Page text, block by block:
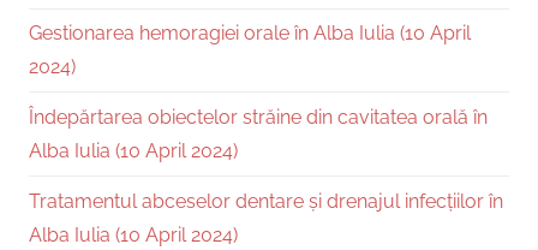
Gestionarea hemoragiei orale în Alba Iulia (10 April
2024)
Îndepărtarea obiectelor străine din cavitatea orală în
Alba Iulia (10 April 2024)
Tratamentul abceselor dentare și drenajul infecțiilor în
Alba Iulia (10 April 2024)